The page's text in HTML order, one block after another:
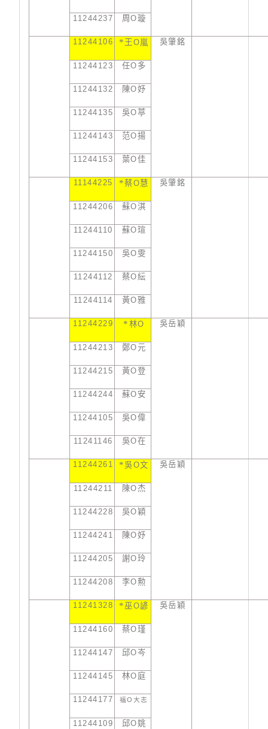
11244237 周O璇
11244106 * 王 O嵐 吳肇銘
11244123 任O 多
11244132 陳O妤
11244135 吳O 葶
11244143 范O揚
11244153 葉O佳
11144225 *蔡O慧 吳肇銘
11244206 蘇O淇
11244110 蘇O瑄
11244150 吳O 雯
11244112 蔡O紜
11244114 黃O雅
11244229 * 林O 吳岳穎
11244213 鄭O元
11244215 黃O登
11244244 蘇O 安
11244105 吳O偉
11241146 吳O在
11244261 *吳O文 吳岳穎
11244211 陳O 杰
11244228 吳O穎
11244241 陳O妤
11244205 謝O玲
11244208 李O勲
11241328 * 巫O諺 吳岳穎
11244160 蔡O瑾
11244147 邱O岑
11244145 林O 庭
11244177 福O 大志
11244109 邱O姚